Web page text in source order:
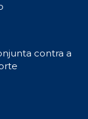
contra a